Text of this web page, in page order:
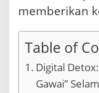
memberikan
Table of
Digital
Gawai”